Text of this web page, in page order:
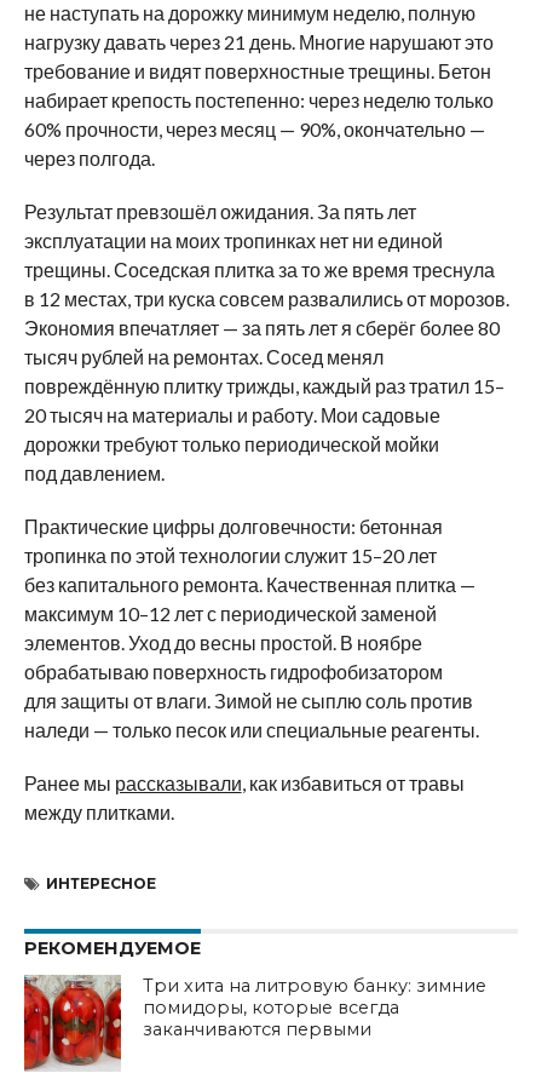
не наступать на дорожку минимум неделю, полную
нагрузку давать через 21 день. Многие нарушают это
требование и видят поверхностные трещины. Бетон
набирает крепость постепенно: через неделю только
60% прочности, через месяц — 90%, окончательно —
через полгода.
Результат превзошёл ожидания. За пять лет
эксплуатации на моих тропинках нет ни единой
трещины. Соседская плитка за то же время треснула
в 12 местах, три куска совсем развалились от морозов.
Экономия впечатляет — за пять лет я сберёг более 80
тысяч рублей на ремонтах. Сосед менял
повреждённую плитку трижды, каждый раз тратил 15–
20 тысяч на материалы и работу. Мои садовые
дорожки требуют только периодической мойки
под давлением.
Практические цифры долговечности: бетонная
тропинка по этой технологии служит 15–20 лет
без капитального ремонта. Качественная плитка —
максимум 10–12 лет с периодической заменой
элементов. Уход до весны простой. В ноябре
обрабатываю поверхность гидрофобизатором
для защиты от влаги. Зимой не сыплю соль против
наледи — только песок или специальные реагенты.
Ранее мы рассказывали, как избавиться от травы
между плитками.
ИНТЕРЕСНОЕ
РЕКОМЕНДУЕМОЕ
Три хита на литровую банку: зимние
помидоры, которые всегда
заканчиваются первыми